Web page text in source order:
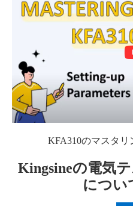
KFA310のマスタリ
Kingsineの電気
につい